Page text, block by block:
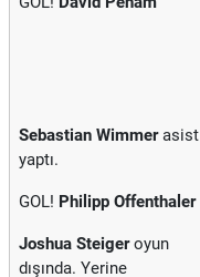
Sebastian Wimmerasist
yaptı.
GOL! Philipp Offenthaler
Joshua Steigeroyun
dışında. Yerine